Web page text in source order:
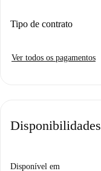
Tipo de contrato
Ver todos os pagamentos
Disponibilidades
Disponível em